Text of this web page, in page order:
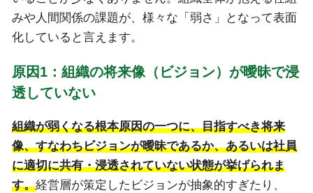
みや人間関係の課題が、様々な「弱さ」となって表面
化していると言えます。
原因1：組織の将来像（ビジョン）が曖昧で浸
透していない
組織が弱くなる根本原因の一つに、目指すべき将来
像、すなわちビジョンが曖昧であるか、あるいは社員
に適切に共有・浸透されていない状態が挙げられま
す。経営層が策定したビジョンが抽象的すぎたり、